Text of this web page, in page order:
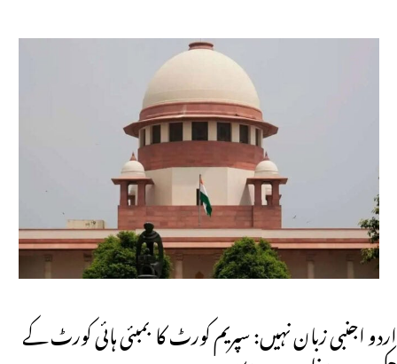
اردو اجنبی زبان نہیں: سپریم کورٹ کا بمبئی ہائی کورٹ کے